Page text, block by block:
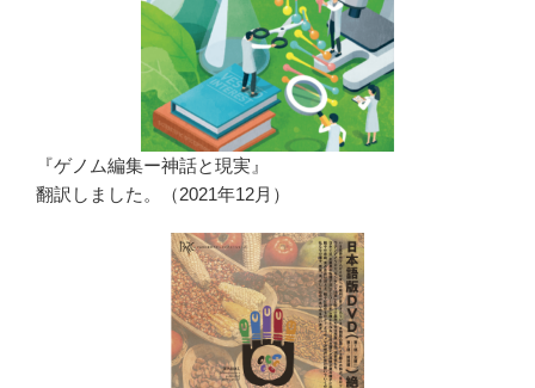
『ゲノム編集ー神話と現実』
翻訳しました。（2021年12月）